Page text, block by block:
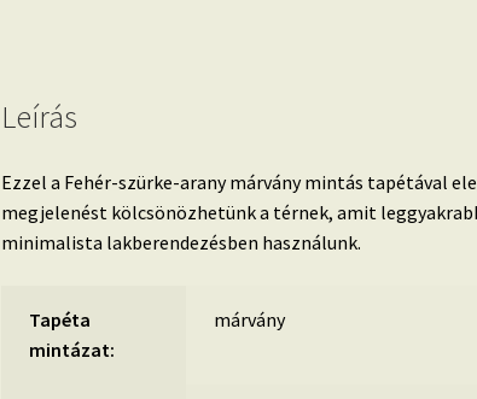
Leírás
Ezzel a Fehér-szürke-arany márvány mintás tapétával
megjelenést kölcsönözhetünk a térnek, amit
minimalista lakberendezésben használunk.
Tapéta
mintázat:
márvány